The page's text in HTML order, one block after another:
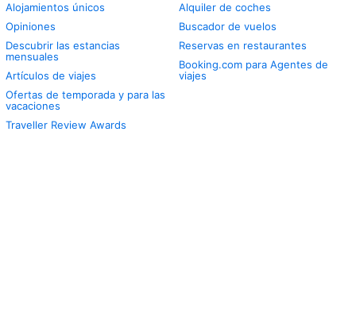
Alojamientos únicos
Opiniones
Descubrir las estancias
mensuales
Artículos de viajes
Ofertas de temporada y para las
vacaciones
Traveller Review Awards
Alquiler de coches
Buscador de vuelos
Reservas en restaurantes
Booking.com para Agentes de
viajes